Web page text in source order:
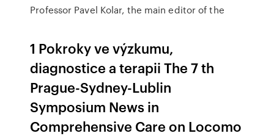
Professor Pavel Kolar, the main editor of the
1 Pokroky ve výzkumu,
diagnostice a terapii The 7 th
Prague-Sydney-Lublin
Symposium News in
Comprehensive Care on Locomo